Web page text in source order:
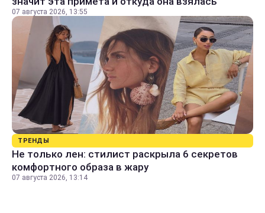
07 августа 2026, 13:55
ТРЕНДЫ
Не только лен: стилист раскрыла 6 секретов
комфортного образа в жару
07 августа 2026, 13:14